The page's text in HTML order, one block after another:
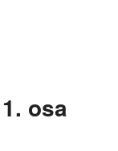
osa